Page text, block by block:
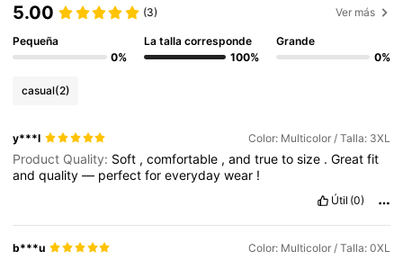
5.00 (3) Ver más
Pequeña
0%
La talla corresponde
100%
Grande
0%
casual(2)
y***l Color: Multicolor / Talla: 3XL
Product Quality: Soft ,comfortable ,andtruetosize .Greatfit
andquality— perfectforeverydaywear !
Útil (0)
b***u Color: Multicolor / Talla: 0XL